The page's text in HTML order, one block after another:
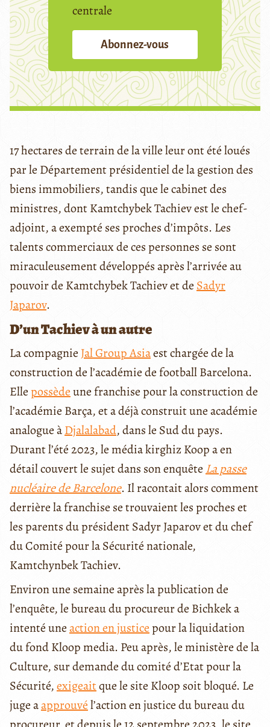
centrale
Abonnez-vous
17 hectares de terrain de la ville leur ont été loués
par le Département présidentiel de la gestion des
biens immobiliers, tandis que le cabinet des
ministres, dont Kamtchybek Tachiev est le chef-
adjoint, a exempté ses proches d’impôts. Les
talents commerciaux de ces personnes se sont
miraculeusement développés après l’arrivée au
pouvoir de Kamtchybek Tachiev et de Sadyr
Japarov.
D’un Tachiev à un autre
La compagnie Jal Group Asiaest chargée de la
construction de l’académie de football Barcelona.
Ellepossèdeune franchise pour la construction de
l’académie Barça, et a déjà construit une académie
analogue àDjalalabad, dans le Sud du pays.
Durant l’été 2023, le média kirghiz Koop a en
détail couvert le sujet dans son enquêteLa passe
nucléaire de Barcelone. Il racontait alors comment
derrière la franchise se trouvaient les proches et
les parents du président Sadyr Japarov et du chef
du Comité pour la Sécurité nationale,
Kamtchynbek Tachiev.
Environ une semaine après la publication de
l’enquête, le bureau du procureur de Bichkek a
intenté uneaction en justicepour la liquidation
du fond Kloop media. Peu après, le ministère de la
Culture, sur demande du comité d’Etat pour la
Sécurité,exigeaitque le site Kloop soit bloqué. Le
juge aapprouvél’action en justice du bureau du